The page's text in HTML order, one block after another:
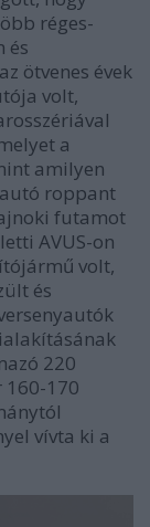
réges-
és
ötvenes évek
volt,
a
amilyen
roppant
futamot
AVUS-on
volt,
és
220
160-170
vívta ki a